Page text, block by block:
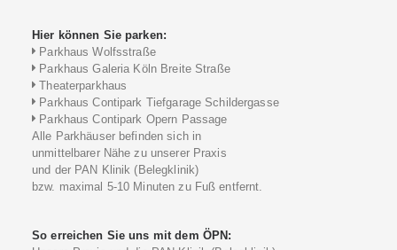
Hier können Sie parken:
Parkhaus Wolfsstraße
Parkhaus Galeria Köln Breite Straße
Theaterparkhaus
Parkhaus Contipark Tiefgarage Schildergasse
Parkhaus Contipark Opern Passage
Alle Parkhäuser befinden sich in
unmittelbarer Nähe zu unserer Praxis
und der PAN Klinik (Belegklinik)
bzw. maximal 5-10 Minuten zu Fuß entfernt.
So erreichen Sie uns mit dem ÖPN: